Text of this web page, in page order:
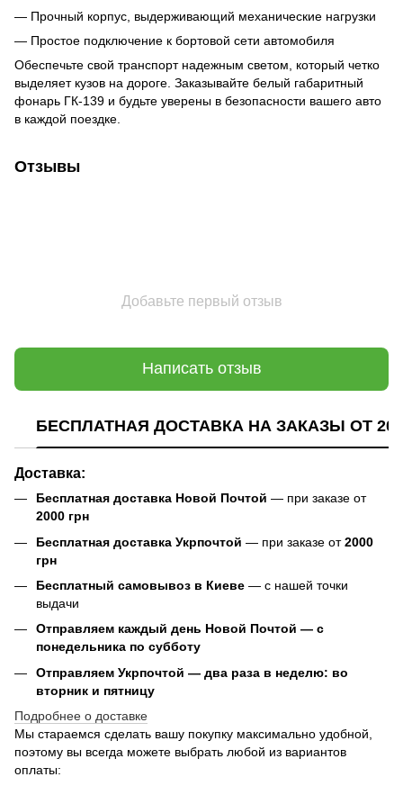
— Прочный корпус, выдерживающий механические нагрузки
— Простое подключение к бортовой сети автомобиля
Обеспечьте свой транспорт надежным светом, который четко
выделяет кузов на дороге. Заказывайте белый габаритный
фонарь ГК-139 и будьте уверены в безопасности вашего авто
в каждой поездке.
Отзывы
Добавьте первый отзыв
Написать отзыв
БЕСПЛАТНАЯ ДОСТАВКА НА ЗАКАЗЫ ОТ
Доставка:
Бесплатная доставка Новой Почтой — при заказе от
2000 грн
Бесплатная доставка Укрпочтой — при заказе от2000
грн
Бесплатный самовывоз в Киеве — с нашей точки
выдачи
Отправляем каждый день Новой Почтой — с
понедельника по субботу
Отправляем Укрпочтой — два раза в неделю: во
вторник и пятницу
Подробнее о доставке
Мы стараемся сделать вашу покупку максимально удобной,
поэтому вы всегда можете выбрать любой из вариантов
оплаты: